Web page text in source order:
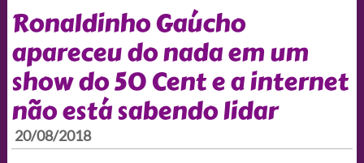
Ronaldinho Gaúcho
apareceu do nada em um
show do 50 Cent e a internet
não está sabendo lidar
20/08/2018